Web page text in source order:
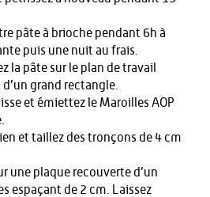
pâte à brioche pendant 6h à
puis une nuit au frais.
la pâte sur le plan de travail
grand rectangle.
et émiettez le Maroilles AOP
et taillez des tronçons de 4 cm
une plaque recouverte d’un
espaçant de 2 cm. Laissez